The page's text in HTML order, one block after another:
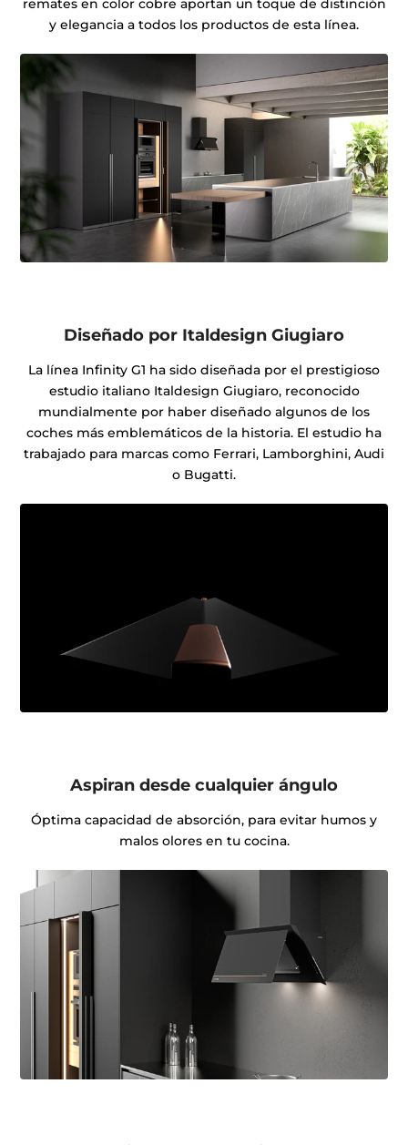
remates en color cobre aportan un toque de distinción
y elegancia a todos los productos de esta línea.
Diseñado por Italdesign Giugiaro
La línea Infinity G1 ha sido diseñada por el prestigioso
estudio italiano Italdesign Giugiaro, reconocido
mundialmente por haber diseñado algunos de los
coches más emblemáticos de la historia. El estudio ha
trabajado para marcas como Ferrari, Lamborghini, Audi
o Bugatti.
Aspiran desde cualquier ángulo
Óptima capacidad de absorción, para evitar humos y
malos olores en tu cocina.